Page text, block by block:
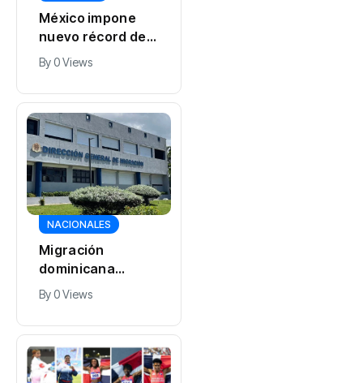
México impone
nuevo récord de
medallas de oro
en los Juegos
Centroamericano
s
By0 Views
NACIONALES
Migración
dominicana
detiene a cuatro
ciudadanos rusos
por permanecer
en el país con
visas vencidas.
By0 Views